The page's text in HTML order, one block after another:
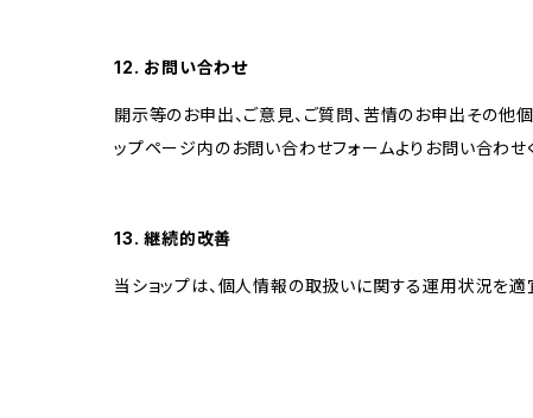
12. お問い合わせ
開示等のお申出、ご意見、ご質問、苦情のお申出その他
ップページ内のお問い合わせフォームよりお問い合わせ
13. 継続的改善
当ショップは、個人情報の取扱いに関する運用状況を適